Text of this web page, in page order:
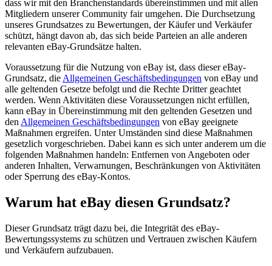
dass wir mit den Branchenstandards übereinstimmen und mit allen
Mitgliedern unserer Community fair umgehen. Die Durchsetzung
unseres Grundsatzes zu Bewertungen, der Käufer und Verkäufer
schützt, hängt davon ab, das sich beide Parteien an alle anderen
relevanten eBay-Grundsätze halten.
Voraussetzung für die Nutzung von eBay ist, dass dieser eBay-
Grundsatz, die Allgemeinen Geschäftsbedingungen von eBay und
alle geltenden Gesetze befolgt und die Rechte Dritter geachtet
werden. Wenn Aktivitäten diese Voraussetzungen nicht erfüllen,
kann eBay in Übereinstimmung mit den geltenden Gesetzen und
den Allgemeinen Geschäftsbedingungen von eBay geeignete
Maßnahmen ergreifen. Unter Umständen sind diese Maßnahmen
gesetzlich vorgeschrieben. Dabei kann es sich unter anderem um die
folgenden Maßnahmen handeln: Entfernen von Angeboten oder
anderen Inhalten, Verwarnungen, Beschränkungen von Aktivitäten
oder Sperrung des eBay-Kontos.
Warum hat eBay diesen Grundsatz?
Dieser Grundsatz trägt dazu bei, die Integrität des eBay-
Bewertungssystems zu schützen und Vertrauen zwischen Käufern
und Verkäufern aufzubauen.